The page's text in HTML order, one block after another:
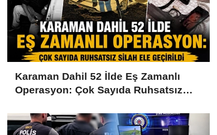
Karaman Dahil 52 İlde Eş Zamanlı
Operasyon: Çok Sayıda Ruhsatsız